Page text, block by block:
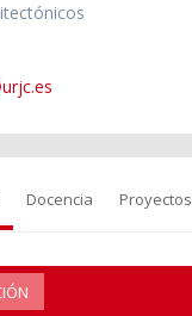
Docencia Proyectos